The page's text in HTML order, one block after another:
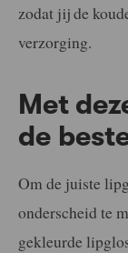
zodat jij de
verzorging.
Met
de
Om de juiste
onderscheid te
gekleurde